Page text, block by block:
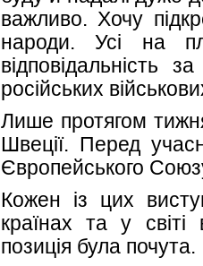
важливо. Хочу
народи. Усі на
відповідальність
російських
Лише протягом
Швеції. Перед
Європейського
Кожен із цих
країнах та у
позиція була